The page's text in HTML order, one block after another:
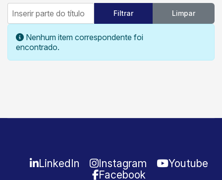
Inserir parte do título
Filtrar Limpar
Informação
Nenhum item correspondente foi
encontrado.
LinkedIn Instagram
Youtube
Facebook